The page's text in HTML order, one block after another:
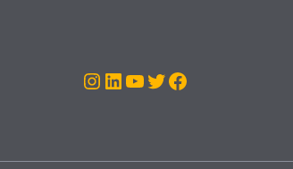
Instagram
LinkedIn
Youtube
Twitter
Facebook